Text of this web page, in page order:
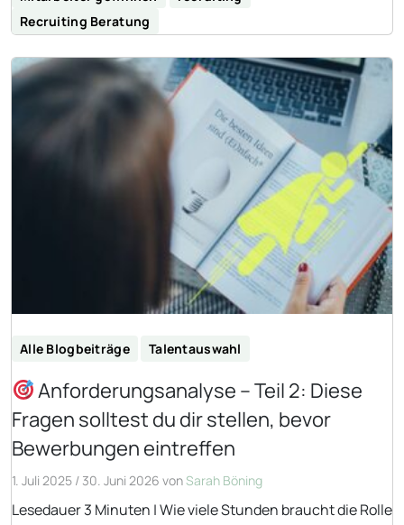
Recruiting Beratung
Alle Blogbeiträge Talentauswahl
Anforderungsanalyse – Teil 2: Diese
Fragen solltest du dir stellen, bevor
Bewerbungen eintreffen
1. Juli 2025 / 30. Juni 2026 vonSarah Böning
Lesedauer 3 Minuten | Wie viele Stunden braucht die Rolle